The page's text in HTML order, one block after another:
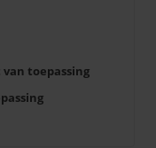
toepassing